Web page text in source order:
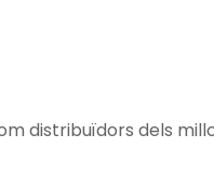
distribuïdors dels